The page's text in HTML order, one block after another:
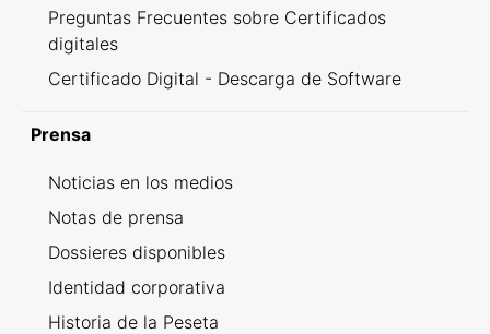
Preguntas Frecuentes sobre Certificados
digitales
Certificado Digital - Descarga de Software
Prensa
Noticias en los medios
Notas de prensa
Dossieres disponibles
Identidad corporativa
Historia de la Peseta